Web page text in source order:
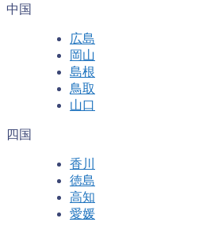
中国
広島
岡山
島根
鳥取
山口
四国
香川
徳島
高知
愛媛